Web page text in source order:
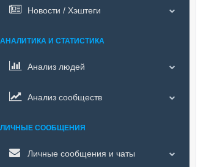
Новости / Хэштеги
АНАЛИТИКА И СТАТИСТИКА
Анализ людей
Анализ сообществ
ЛИЧНЫЕ СООБЩЕНИЯ
Личные сообщения и чаты